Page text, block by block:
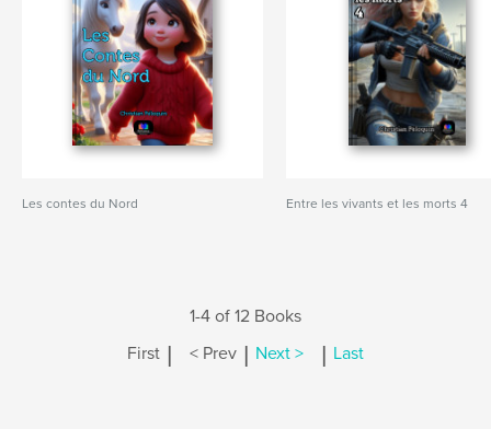
Les contes du Nord Entre les vivants et les morts 4
1-4 of 12 Books
First | < Prev | Next > | Last